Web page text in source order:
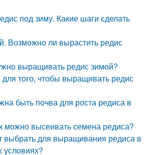
под зиму. Какие шаги сделать
Возможно ли вырастить редис
выращивать редис зимой?
того, чтобы выращивать редис
быть почва для роста редиса в
можно высеивать семена редиса?
выбрать для выращивания редиса в
условиях?